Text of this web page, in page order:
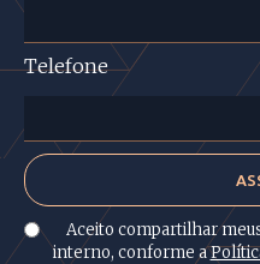
Telefone
Aceito compartilhar
interno, conforme a